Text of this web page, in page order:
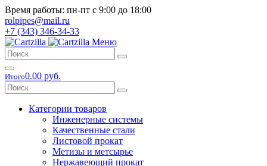
Время работы: пн-пт с 9:00 до 18:00
rolpipes@mail.ru
+7 (343) 346-34-33
Меню
Итого0.00 руб.
Категории товаров
Инженерные системы
Качественные стали
Листовой прокат
Метизы и метсырье
Нержавеющий прокат